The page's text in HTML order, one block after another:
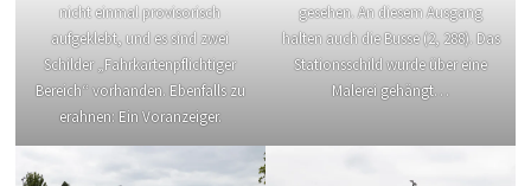
nicht einmal provisorisch
aufgeklebt, und es sind zwei
Schilder „Fahrkartenpflichtiger
Bereich“ vorhanden. Ebenfalls zu
erahnen: Ein Voranzeiger.
gesehen. An diesem Ausgang
halten auch die Busse (2, 288). Das
Stationsschild wurde über eine
Malerei gehängt…